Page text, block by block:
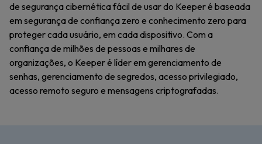
de segurança cibernética fácil de usar do Keeper é baseada
em segurança de confiança zero e conhecimento zero para
proteger cada usuário, em cada dispositivo. Com a
confiança de milhões de pessoas e milhares de
organizações, o Keeper é líder em gerenciamento de
senhas, gerenciamento de segredos, acesso privilegiado,
acesso remoto seguro e mensagens criptografadas.